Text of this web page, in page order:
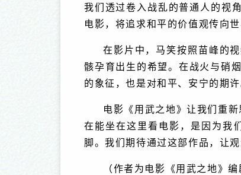
我们透过卷入战乱的普通人的视
电影，将追求和平的价值观传向世
在影片中，马笑按照苗峰的
骸孕育出生的希望。在战火与硝
的象征，也是对和平、安宁的期许
电影《用武之地》让我们重
在能坐在这里看电影，是因为我
脚。我们期待通过这部作品，让
（作者为电影《用武之地》编